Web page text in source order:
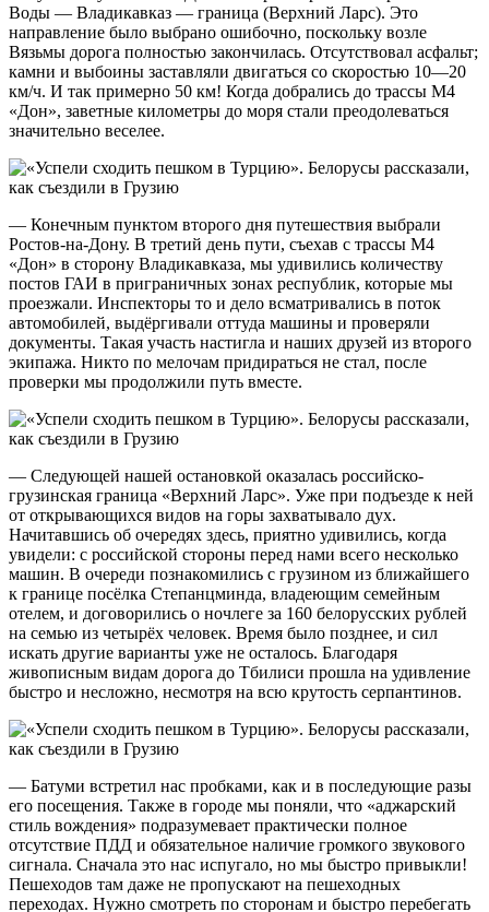
Воды — Владикавказ — граница (Верхний Ларс). Это
направление было выбрано ошибочно, поскольку возле
Вязьмы дорога полностью закончилась. Отсутствовал асфальт;
камни и выбоины заставляли двигаться со скоростью 10—20
км/ч. И так примерно 50 км! Когда добрались до трассы М4
«Дон», заветные километры до моря стали преодолеваться
значительно веселее.
— Конечным пунктом второго дня путешествия выбрали
Ростов-на-Дону. В третий день пути, съехав с трассы М4
«Дон» в сторону Владикавказа, мы удивились количеству
постов ГАИ в приграничных зонах республик, которые мы
проезжали. Инспекторы то и дело всматривались в поток
автомобилей, выдёргивали оттуда машины и проверяли
документы. Такая участь настигла и наших друзей из второго
экипажа. Никто по мелочам придираться не стал, после
проверки мы продолжили путь вместе.
— Следующей нашей остановкой оказалась российско-
грузинская граница «Верхний Ларс». Уже при подъезде к ней
от открывающихся видов на горы захватывало дух.
Начитавшись об очередях здесь, приятно удивились, когда
увидели: с российской стороны перед нами всего несколько
машин. В очереди познакомились с грузином из ближайшего
к границе посёлка Степанцминда, владеющим семейным
отелем, и договорились о ночлеге за 160 белорусских рублей
на семью из четырёх человек. Время было позднее, и сил
искать другие варианты уже не осталось. Благодаря
живописным видам дорога до Тбилиси прошла на удивление
быстро и несложно, несмотря на всю крутость серпантинов.
— Батуми встретил нас пробками, как и в последующие разы
его посещения. Также в городе мы поняли, что «аджарский
стиль вождения» подразумевает практически полное
отсутствие ПДД и обязательное наличие громкого звукового
сигнала. Сначала это нас испугало, но мы быстро привыкли!
Пешеходов там даже не пропускают на пешеходных
переходах. Нужно смотреть по сторонам и быстро перебегать